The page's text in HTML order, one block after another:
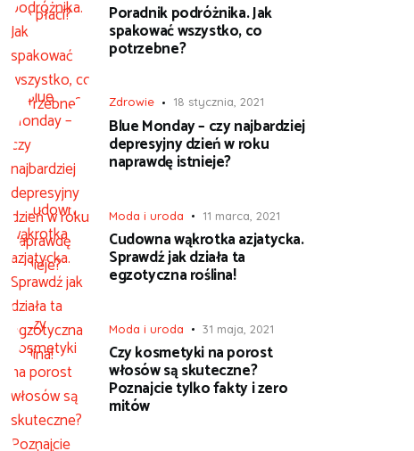
Poradnik podróżnika. Jak
spakować wszystko, co
potrzebne?
Zdrowie 18 stycznia, 2021
Blue Monday – czy najbardziej
depresyjny dzień w roku
naprawdę istnieje?
Moda i uroda 11 marca, 2021
Cudowna wąkrotka azjatycka.
Sprawdź jak działa ta
egzotyczna roślina!
Moda i uroda 31 maja, 2021
Czy kosmetyki na porost
włosów są skuteczne?
Poznajcie tylko fakty i zero
mitów